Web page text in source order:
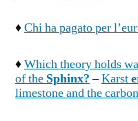
♦Chi ha pagato per
♦Which theory holds
of the Sphinx?–Karst
limestone and the